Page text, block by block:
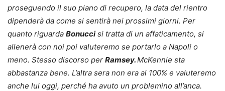
proseguendo il suo piano di recupero, la data del rientro
dipenderà da come si sentirà nei prossimi giorni. Per
quanto riguarda Bonuccisi tratta di un affaticamento, si
allenerà con noi poi valuteremo se portarlo a Napoli o
meno. Stesso discorso per Ramsey.McKennie sta
abbastanza bene. L’altra sera non era al 100% e valuteremo
anche lui oggi, perché ha avuto un problemino all’anca.